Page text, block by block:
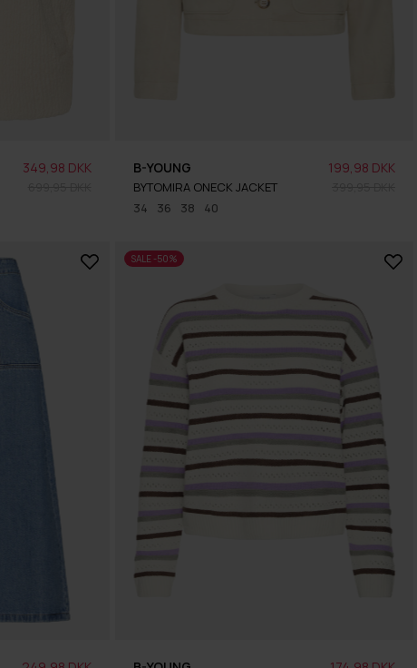
349,98 DKK
34 36 38 40
B-YOUNG
BYTOMIRA ONECK JACKET
199,98 DKK
SALE -50%